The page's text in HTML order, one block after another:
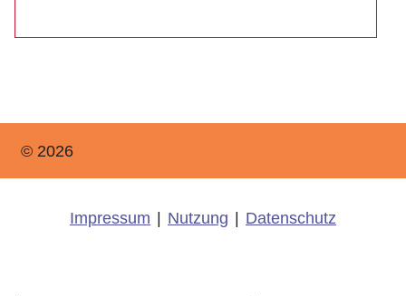
© 2026
Impressum Nutzung Datenschutz